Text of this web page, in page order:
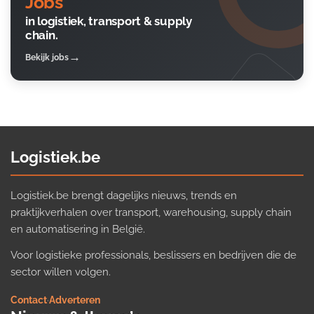
in logistiek, transport & supply
chain.
Bekijk jobs
Logistiek.be
Logistiek.be brengt dagelijks nieuws, trends en
praktijkverhalen over transport, warehousing, supply chain
en automatisering in België.
Voor logistieke professionals, beslissers en bedrijven die de
sector willen volgen.
Contact·Adverteren